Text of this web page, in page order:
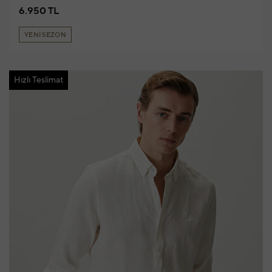
6.950 TL
YENİ SEZON
Hızlı Teslimat